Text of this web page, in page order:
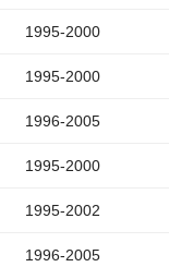
1995-2000
1995-2000
1996-2005
1995-2000
1995-2002
1996-2005